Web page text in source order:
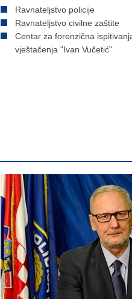
Ravnateljstvo policije
Ravnateljstvo civilne zaštite
Centar za forenzična
vještačenja "Ivan Vučetić"